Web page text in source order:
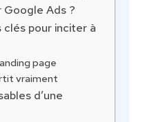
Ads ?
pour inciter à
page
vraiment
d’une